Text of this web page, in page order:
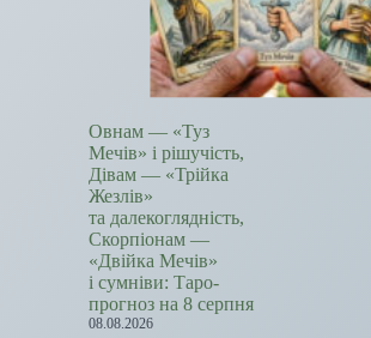
Овнам — «Туз
Мечів» і рішучість,
Дівам — «Трійка
Жезлів»
та далекоглядність,
Скорпіонам —
«Двійка Мечів»
і сумніви: Таро-
прогноз на 8 серпня
08.08.2026